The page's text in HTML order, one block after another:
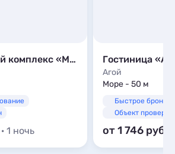
Апартаментный комплекс «Море»
· 1 ночь
Гостиница
Агой
Море - 50 м
Быстрое
Объект проверен
от 1 746